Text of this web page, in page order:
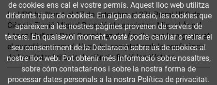
La UPC ha lliurat, el 17 de setembre, el 27è Premi UPC de
Ciència-Ficció Miquel Barceló als escriptors Miguel Ángel
López Muñoz i Raúl Gonzálvez del Águila, que han guanyat
el guardó 'ex aequo'. L’acte ha comptat amb la conferència
de l'escriptor britànic de ciència-ficció Ian Watson.
de cookies ens cal el vostre permís. Aquest lloc web utilitza
diferents tipus de cookies. En alguna ocasió, les cookies que
apareixen a les nostres pàgines provenen de serveis de
tercers. En qualsevol moment, vostè podrà canviar o retirar el
seu consentiment de la Declaració sobre ús de cookies al
nostre lloc web. Pot obtenir més informació sobre nosaltres,
sobre cóm contactar-nos i sobre la nostra forma de
processar dates personals a la nostra Política de privacitat.